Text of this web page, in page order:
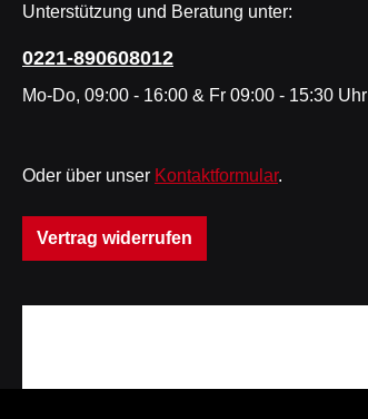
Unterstützung und Beratung unter:
0221-890608012
Mo-Do, 09:00 - 16:00 & Fr 09:00 - 15:30 Uhr
Oder über unser Kontaktformular.
Vertrag widerrufen